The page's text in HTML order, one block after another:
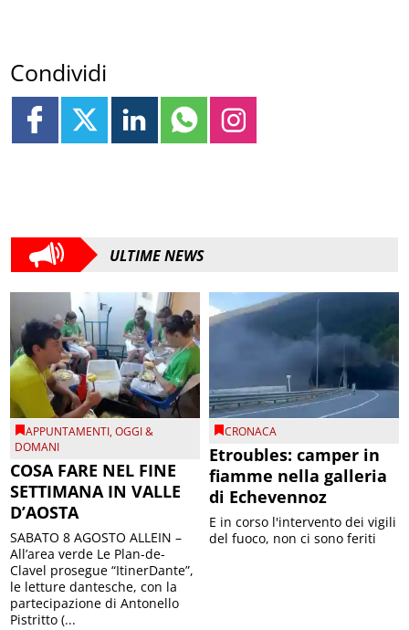
Condividi
ULTIME NEWS
APPUNTAMENTI,OGGI &
DOMANI
COSA FARE NEL FINE
SETTIMANA IN VALLE
D’AOSTA
SABATO 8 AGOSTO ALLEIN –
All’area verde Le Plan-de-
Clavel prosegue “ItinerDante”,
le letture dantesche, con la
partecipazione di Antonello
Pistritto (...
CRONACA
Etroubles: camper in
fiamme nella galleria
di Echevennoz
E in corso l'intervento dei vigili
del fuoco, non ci sono feriti